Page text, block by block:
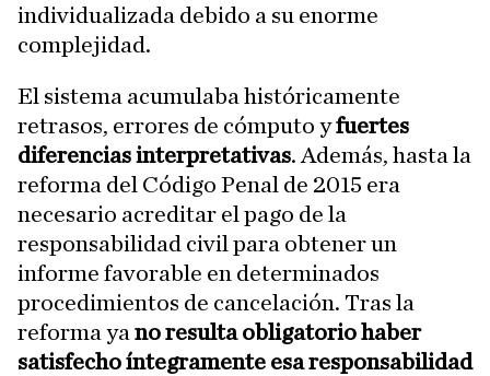
individualizada debido a su enorme
complejidad.
El sistema acumulaba históricamente
retrasos, errores de cómputo yfuertes
diferencias interpretativas. Además, hasta la
reforma del Código Penal de 2015 era
necesario acreditar el pago de la
responsabilidad civil para obtener un
informe favorable en determinados
procedimientos de cancelación. Tras la
reforma ya no resulta obligatorio haber
satisfecho íntegramente esa responsabilidad